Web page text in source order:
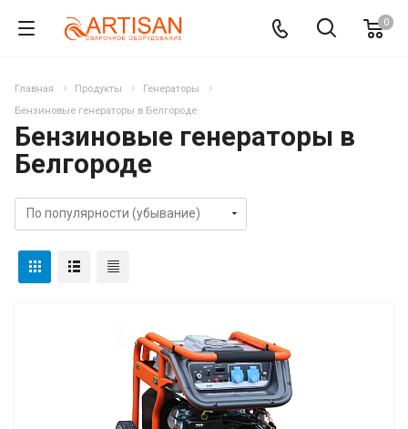
0
Главная Продукты
Генераторы
Бензиновые генераторы в Белгороде
Бензиновые генераторы в
Белгороде